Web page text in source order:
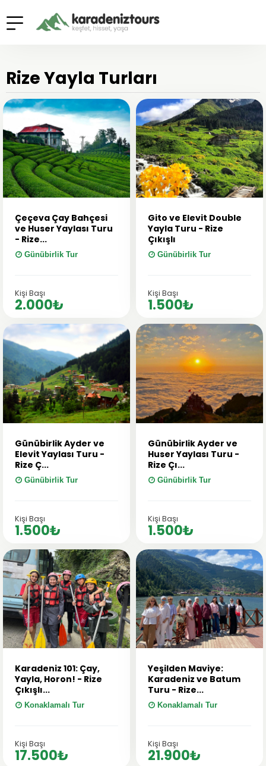
Rize Yayla Turları
Günübirlik Tur
Çeçeva Çay Bahçesi
ve Huser Yaylası Turu
- Rize...
Kişi Başı
2.000₺
Günübirlik Tur
Gito ve Elevit Double
Yayla Turu - Rize
Çıkışlı
Kişi Başı
1.500₺
Günübirlik Tur
Günübirlik Ayder ve
Elevit Yaylası Turu -
Rize Ç...
Kişi Başı
1.500₺
Günübirlik Tur
Günübirlik Ayder ve
Huser Yaylası Turu -
Rize Çı...
Kişi Başı
1.500₺
Konaklamalı Tur
Karadeniz 101: Çay,
Yayla, Horon! - Rize
Çıkışlı...
Kişi Başı
17.500₺
Konaklamalı Tur
Yeşilden Maviye:
Karadeniz ve Batum
Turu - Rize...
Kişi Başı
21.900₺